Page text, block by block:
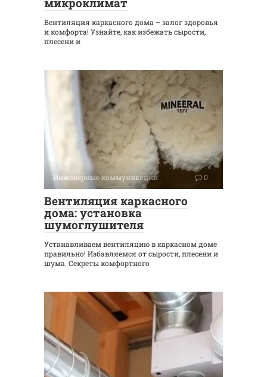
Вентиляция каркасного дома – залог здоровья
и комфорта! Узнайте, как избежать сырости,
плесени и
Инженерные коммуникации 0
Вентиляция каркасного
дома: установка
шумоглушителя
Устанавливаем вентиляцию в каркасном доме
правильно! Избавляемся от сырости, плесени и
шума. Секреты комфортного